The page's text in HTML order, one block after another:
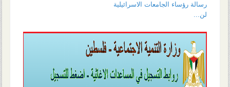
رسالة رؤساء الجامعات الاسرائيلية
لن...